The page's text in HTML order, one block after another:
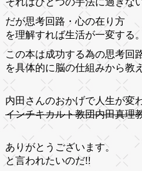
だが思考回路・心の在り方
を理解すれば生活が一変する
この本は成功する為の思考回
を具体的に脳の仕組みから教
内田さんのおかげで人生が変
インチキカルト教団内田真理
ありがとうございます。
と言われたいのだ!!